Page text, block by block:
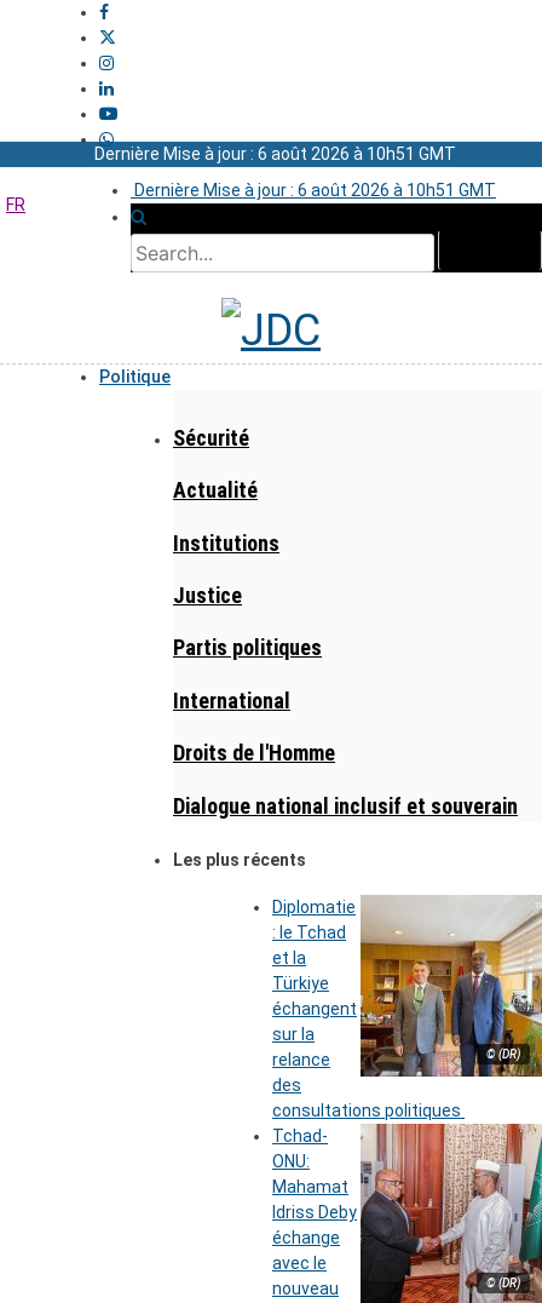
Dernière Mise à jour : 6 août 2026 à 10h51 GMT
Dernière Mise à jour : 6 août 2026 à 10h51 GMT
FR
Politique
Sécurité
Actualité
Institutions
Justice
Partis politiques
International
Droits de l'Homme
Dialogue national inclusif et souverain
Les plus récents
© (DR)
Diplomatie
: le Tchad
et la
Türkiye
échangent
sur la
relance
des
consultations politiques
© (DR)
Tchad-
ONU:
Mahamat
Idriss Deby
échange
avec le
nouveau